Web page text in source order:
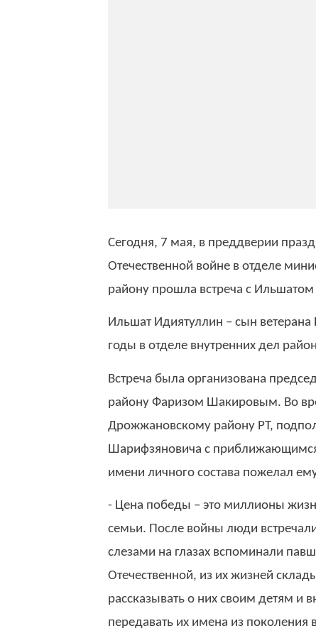
Сегодня, 7 мая, в преддверии
Отечественной войне в отделе
району прошла встреча с
Ильшат Идиятуллин – сын
годы в отделе внутренних дел
Встреча была организована
району Фаризом Шакировым. Во
Дрожжановскому району РТ,
Шарифзяновича с
имени личного состава пожелал
- Цена победы – это миллионы
семьи. После войны люди
слезами на глазах вспоминали
Отечественной, из их жизней
рассказывать о них своим детям и
передавать их имена из поколения